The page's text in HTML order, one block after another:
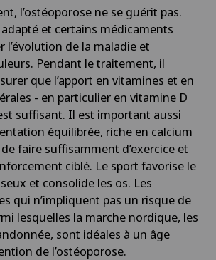
thyroïde (chirurgie
l’intestin grêle
paupières
l’ostéoporose ne se guérit pas.
et certains médicaments
l’évolution de la maladie et
Pendant le traitement, il
que l’apport en vitamines et en
- en particulier en vitamine D
suffisant. Il est important aussi
équilibrée, riche en calcium
faire suffisamment d’exercice et
ciblé. Le sport favorise le
et consolide les os. Les
qui n’impliquent pas un risque de
lesquelles la marche nordique, les
sont idéales à un âge
de l’ostéoporose.